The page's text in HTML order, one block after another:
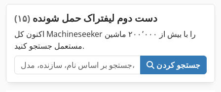
دست دوم لیفتراک حمل شونده (۱۵)
اکنون کل Machineseeker را با بیش از ۲۰۰٬۰۰۰ ماشین
مستعمل جستجو کنید.
جستجو کردن